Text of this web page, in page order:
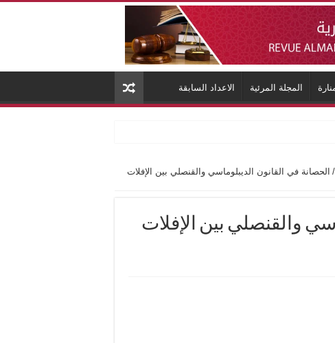
المجلة المرئية الاعداد السابقة
/ الحصانة في القانون الديبلوماسي والقنصلي بين الإفلات
والقنصلي بين الإفلات